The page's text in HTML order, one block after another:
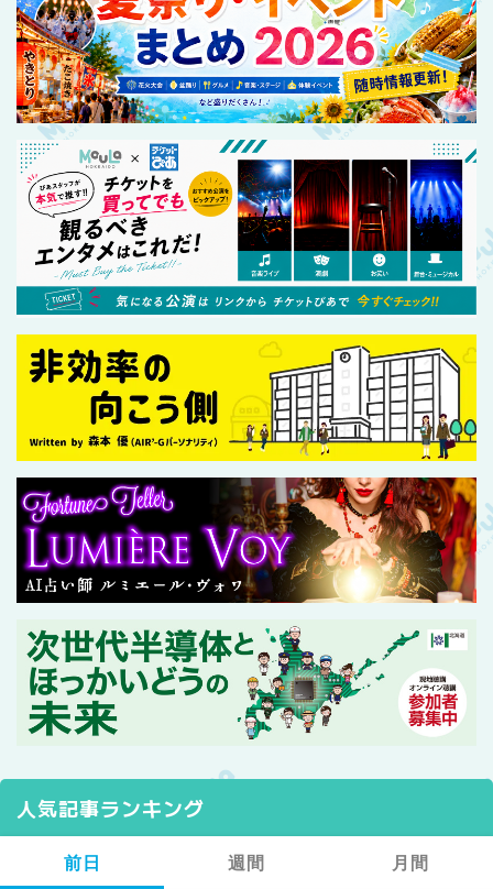
人気記事ランキング
前日 週間 月間